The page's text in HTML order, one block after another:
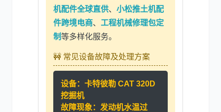
机配件全球直供、 小松推土机配
件跨境电商、 工程机械修理包定
制等多样化服务。
🚧 常见设备故障及处理方案
设备： 卡特彼勒 CAT 320D
挖掘机
故障现象： 发动机水温过